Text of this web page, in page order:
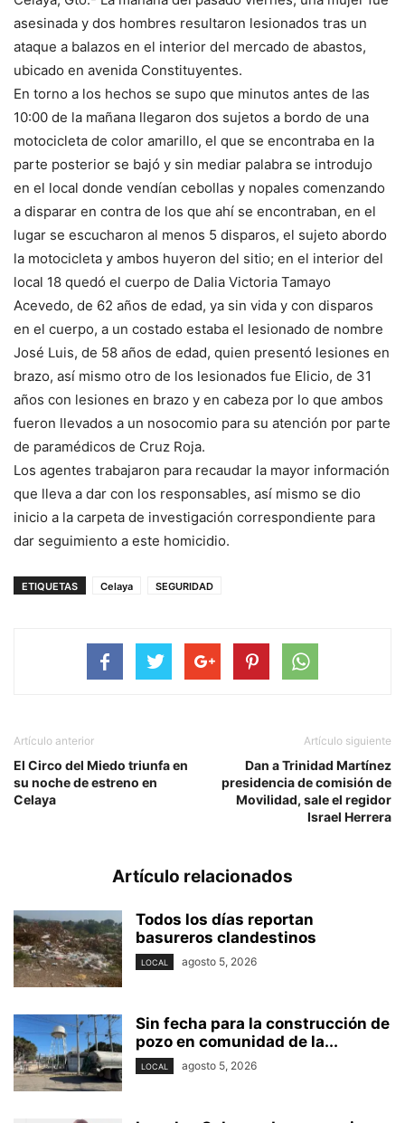
asesinada y dos hombres resultaron lesionados tras un
ataque a balazos en el interior del mercado de abastos,
ubicado en avenida Constituyentes.
En torno a los hechos se supo que minutos antes de las
10:00 de la mañana llegaron dos sujetos a bordo de una
motocicleta de color amarillo, el que se encontraba en la
parte posterior se bajó y sin mediar palabra se introdujo
en el local donde vendían cebollas y nopales comenzando
a disparar en contra de los que ahí se encontraban, en el
lugar se escucharon al menos 5 disparos, el sujeto abordo
la motocicleta y ambos huyeron del sitio; en el interior del
local 18 quedó el cuerpo de Dalia Victoria Tamayo
Acevedo, de 62 años de edad, ya sin vida y con disparos
en el cuerpo, a un costado estaba el lesionado de nombre
José Luis, de 58 años de edad, quien presentó lesiones en
brazo, así mismo otro de los lesionados fue Elicio, de 31
años con lesiones en brazo y en cabeza por lo que ambos
fueron llevados a un nosocomio para su atención por parte
de paramédicos de Cruz Roja.
Los agentes trabajaron para recaudar la mayor información
que lleva a dar con los responsables, así mismo se dio
inicio a la carpeta de investigación correspondiente para
dar seguimiento a este homicidio.
ETIQUETAS Celaya SEGURIDAD
Artículo anterior
El Circo del Miedo triunfa en
su noche de estreno en
Celaya
Artículo siguiente
Dan a Trinidad Martínez
presidencia de comisión de
Movilidad, sale el regidor
Israel Herrera
Artículo relacionados
Todos los días reportan
basureros clandestinos
LOCAL agosto 5, 2026
Sin fecha para la construcción de
pozo en comunidad de la...
LOCAL agosto 5, 2026